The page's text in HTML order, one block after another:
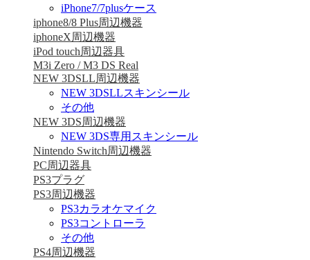
iPhone7/7plusケース
iphone8/8 Plus周辺機器
iphoneX周辺機器
iPod touch周辺器具
M3i Zero / M3 DS Real
NEW 3DSLL周辺機器
NEW 3DSLLスキンシール
その他
NEW 3DS周辺機器
NEW 3DS専用スキンシール
Nintendo Switch周辺機器
PC周辺器具
PS3プラグ
PS3周辺機器
PS3カラオケマイク
PS3コントローラ
その他
PS4周辺機器